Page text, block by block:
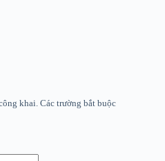
khai. Các trường bắt buộc